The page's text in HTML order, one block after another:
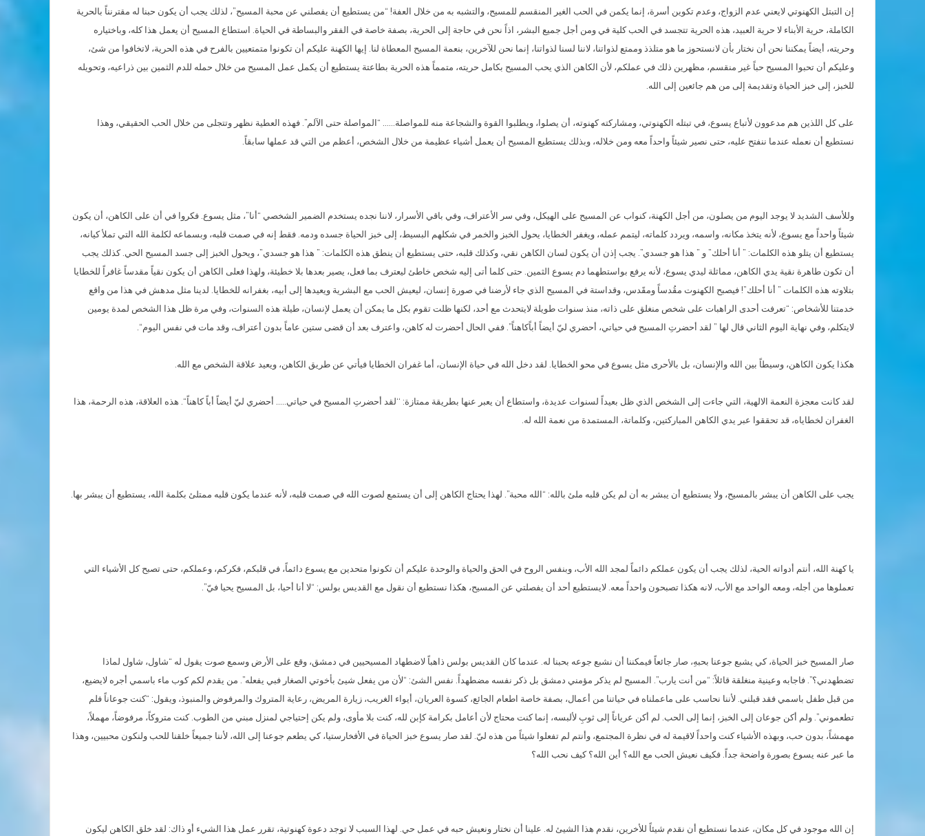
إن التبتل الكهنوتي لايعني عدم الزواج، وعدم تكوين أسرة، إنما يكمن في الحب الغير المنقسم للمسيح، والتشبه به من خلال العفة! “من يستطيع أن يفصلني عن محبة المسيح”، لذلك يجب أن يكون حبنا له مقترنناً بالحرية
الكاملة، حرية الأبناء لا حرية العبيد، هذه الحرية تتجسد في الحب كلية في ومن أجل جميع البشر، اذاً نحن في حاجة إلى الحرية، بصفة خاصة في الفقر والبساطة في الحياة. استطاع المسيح أن يعمل هذا كله، وباختياره
وحريته، أيضاً يمكننا نحن أن نختار بأن لانستحوز ما هو متلذذ وممتع لذواتنا، لاننا لسنا لذواتنا، إنما نحن للآخرين، بنعمة المسيح المعطاة لنا. إيها الكهنة عليكم أن تكونوا متمتعيين بالفرح في هذه الحرية، لاتخافوا من شئ،
وعليكم أن تحبوا المسيح حباً غير منقسم، مظهرين ذلك في عملكم، لأن الكاهن الذي يحب المسيح بكامل حريته، متمماً هذه الحرية بطاعتة يستطيع أن يكمل عمل المسيح من خلال حمله للدم الثمين بين ذراعيه، وتحويله
للخبز، إلى خبز الحياة وتقديمة إلى من هم جائعين إلى الله.
على كل اللذين هم مدعوون لأتباع يسوع، في تبتله الكهنوتي، ومشاركته كهنوته، أن يصلوا، ويطلبوا القوة والشجاعة منه للمواصلة…… “المواصلة حتى الآلم”. فهذه العطية نظهر وتتجلى من خلال الحب الحقيقي، وهذا
نستطيع أن نعمله عندما ننفتح عليه، حتى نصير شيئاً واحداً معه ومن خلاله، وبذلك يستطيع المسيح أن يعمل أشياء عظيمة من خلال الشخص، أعظم من التي قد عملها سابقاً.
وللأسف الشديد لا يوجد اليوم من يصلون، من أجل الكهنة، كنواب عن المسيح على الهيكل، وفي سر الأعتراف، وفي باقي الأسرار، لاننا نجده يستخدم الضمير الشخصي “أنا”، مثل يسوع. فكروا في أن على الكاهن، أن يكون
شيئاً واحداً مع يسوع، لأنه يتخذ مكانه، واسمه، ويردد كلماته، ليتمم عمله، ويغفر الخطايا، يحول الخبز والخمر في شكلهم البسيط، إلى خبز الحياة جسده ودمه. فقط إنه في صمت قلبه، وبسماعه لكلمة الله التي تملأ كيانه،
يستطيع أن يتلو هذه الكلمات: ” أنا أحلك” و ” هذا هو جسدي”. يجب إذن أن يكون لسان الكاهن نقي، وكذلك قلبه، حتى يستطيع أن ينطق هذه الكلمات: ” هذا هو جسدي”، ويحول الخبز إلى جسد المسيح الحي. كذلك يجب
أن تكون طاهرة نقية يدي الكاهن، مماثلة ليدي يسوع، لأنه يرفع بواستطهما دم يسوع الثمين. حتى كلما أتى إليه شخص خاطئ ليعترف بما فعل، يصير بعدها بلا خطيئة، ولهذا فعلى الكاهن أن يكون نقياً مقدساً غافراً للخطايا
بتلاوته هذه الكلمات ” أنا أحلك”! فيصبح الكهنوت مقُدساً ومقََدس، وقداستة في المسيح الذي جاء لأرضنا في صورة إنسان، ليعيش الحب مع البشرية ويعيدها إلى أبيه، بغفرانه للخطايا. لدينا مثل مدهش في هذا من واقع
خدمتنا للأشخاص: “تعرفت أحدى الراهبات على شخص منغلق على ذاته، منذ سنوات طويلة لايتحدث مع أحد، لكنها ظلت تقوم بكل ما يمكن أن يعمل لإنسان، طيلة هذه السنوات، وفي مرة ظل هذا الشخص لمدة يومين
لايتكلم، وفي نهاية اليوم الثاني قال لها ” لقد أحضرتِ المسيح في حياتي، أحضري ليّ أيضاً أباًكاهناً”. ففي الحال أحضرت له كاهن، واعترف بعد أن قضى ستين عاماً بدون أعتراف، وقد مات في نفس اليوم‘‘.
هكذا يكون الكاهن، وسيطاً بين الله والإنسان، بل بالأحرى مثل يسوع في محو الخطايا. لقد دخل الله في حياة الإنسان، أما غفران الخطايا فيأتي عن طريق الكاهن، ويعيد علاقة الشخص مع الله.
لقد كانت معجزة النعمة الالهية، التي جاءت إلى الشخص الذي ظل بعيداً لسنوات عديدة، واستطاع أن يعبر عنها بطريقة ممتازة: ‘‘لقد أحضرتِ المسيح في حياتي….. أحضري ليّ أيضاً أباً كاهناً‘‘. هذه العلاقة، هذه الرحمة، هذا
الغفران لخطاياه، قد تحققوا عبر يدي الكاهن المباركتين، وكلماتة، المستمدة من نعمة الله له.
يجب على الكاهن أن يبشر بالمسيح، ولا يستطيع أن يبشر به أن لم يكن قلبه ملئ بالله: “الله محبة”. لهذا يحتاج الكاهن إلى أن يستمع لصوت الله في صمت قلبه، لأنه عندما يكون قلبه ممتلئ بكلمة الله، يستطيع أن يبشر بها.
يا كهنة الله، أنتم أدواته الحية، لذلك يجب أن يكون عملكم دائماً لمجد الله الأب، وبنفس الروح في الحق والحياة والوحدة عليكم أن تكونوا متحدين مع يسوع دائماً، في قلبكم، فكركم، وعملكم، حتى تصبح كل الأشياء التي
تعملوها من أجله، ومعه الواحد مع الأب، لانه هكذا تصبحون واحداً معه. لايستطيع أحد أن يفصلتي عن المسيح، هكذا نستطيع أن نقول مع القديس بولس: “لا أنا أحيا، بل المسيح يحيا فيّ”.
صار المسيح خبز الحياة، كي يشبع جوعنا بحبهِ، صار جائعاً فيمكننا أن نشبع جوعه بحبنا له. عندما كان القديس بولس ذاهباً لاضطهاد المسيحيين في دمشق، وقع على الأرض وسمع صوت يقول له “شاول، شاول لماذا
تضطهدني؟”. فاجابه وعينية منغلقة قائلاً: “من أنت يارب”. المسيح لم يذكر مؤمني دمشق بل ذكر نفسه مضطهداً. نفس الشئ: “لأن من يفعل شيئ بأخوتي الصغار فبي يفعله”. من يقدم لكم كوب ماء باسمي أجره لايضيع،
من قبل طفل باسمي فقد قبلني. لأننا نحاسب على ماعملناه في حياتنا من أعمال، بصفة خاصة اطعام الجائع، كسوة العريان، أيواء الغريب، زيارة المريض، رعاية المتروك والمرفوض والمنبوذ، ويقول: “كنت جوعاناً فلم
تطعموني”. ولم أكن جوعان إلى الخبز، إنما إلى الحب. لم أكن عرياناً إلى ثوبِ لألبسه، إنما كنت محتاج لأن أعامل بكرامة كإبن لله، كنت بلا مأوى، ولم يكن إحتياجي لمنزل مبني من الطوب. كنت متروكاً، مرفوضاً، مهملاً،
مهمشاً، بدون حب، وبهذه الأشياء كنت واحداً لاقيمة له في نظرة المجتمع، وأنتم لم تفعلوا شيئاً من هذه ليّ. لقد صار يسوع خبز الحياة في الأفخارستيا، كي يطعم جوعنا إلى الله، لأننا جميعاً خلقنا للحب ولنكون محبيين، وهذا
ما عبر عنه يسوع بصورة واضحة جداً. فكيف نعيش الحب مع الله؟ أين الله؟ كيف نحب الله؟
إن الله موجود في كل مكان، عندما نستطيع أن نقدم شيئاً للأخرين، نقدم هذا الشيئ له. علينا أن نختار ونعيش حبه في عمل حي. لهذا السبب لا توجد دعوة كهنوتية، تقرر عمل هذا الشيء أو ذاك: لقد خلق الكاهن ليكون